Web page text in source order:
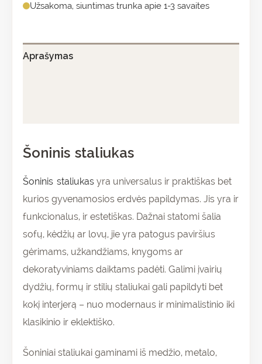
Užsakoma, siuntimas trunka apie 1-3 savaites
Aprašymas
Šoninis staliukas
Šoninis staliukas yra universalus ir praktiškas bet
kurios gyvenamosios erdvės papildymas. Jis yra ir
funkcionalus, ir estetiškas. Dažnai statomi šalia
sofų, kėdžių ar lovų, jie yra patogus paviršius
gėrimams, užkandžiams, knygoms ar
dekoratyviniams daiktams padėti. Galimi įvairių
dydžių, formų ir stilių staliukai gali papildyti bet
kokį interjerą – nuo modernaus ir minimalistinio iki
klasikinio ir eklektiško.
Šoniniai staliukai gaminami iš medžio, metalo,